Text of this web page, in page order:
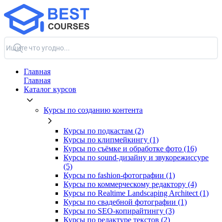
Главная
Главная
Каталог курсов
Курсы по созданию контента
Курсы по подкастам (2)
Курсы по клипмейкингу (1)
Курсы по съёмке и обработке фото (16)
Курсы по sound-дизайну и звукорежиссуре
(5)
Курсы по fashion-фотографии (1)
Курсы по коммерческому редактору (4)
Курсы по Realtime Landscaping Architect (1)
Курсы по свадебной фотографии (1)
Курсы по SEO-копирайтингу (3)
Курсы по редактуре текстов (2)